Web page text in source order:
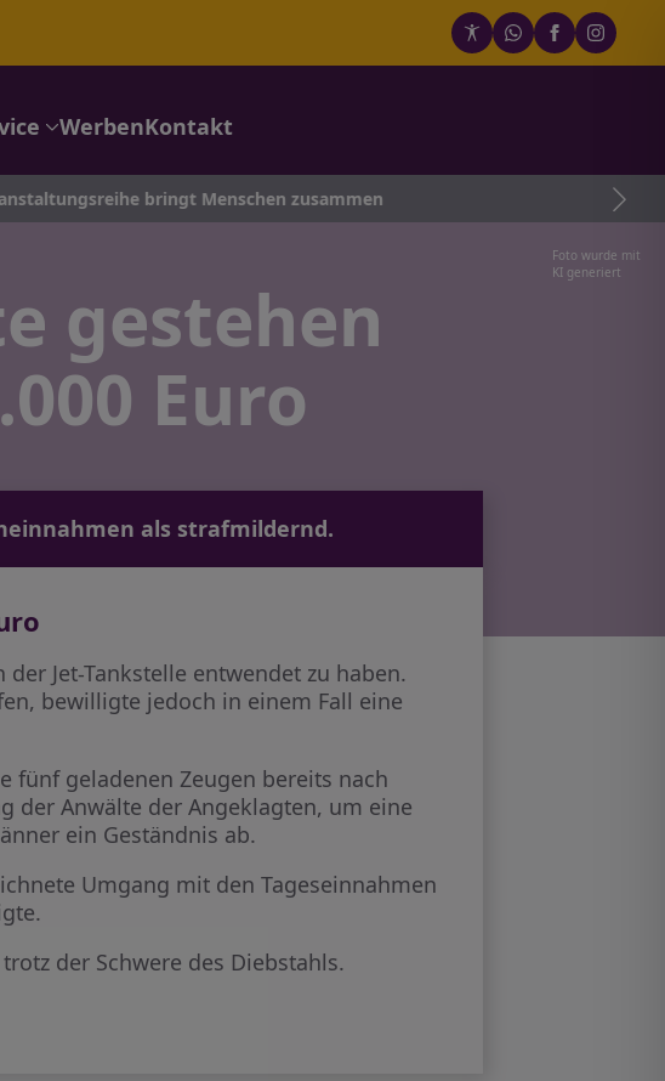
WerbenKontakt
bringt Menschen zusammen
Foto wurde mit
KI generiert
gestehen
Euro
als strafmildernd.
Jet-Tankstelle entwendet zu haben.
bewilligte jedoch in einem Fall eine
fünf geladenen Zeugen bereits nach
der Anwälte der Angeklagten, um eine
ein Geständnis ab.
Umgang mit den Tageseinnahmen
der Schwere des Diebstahls.